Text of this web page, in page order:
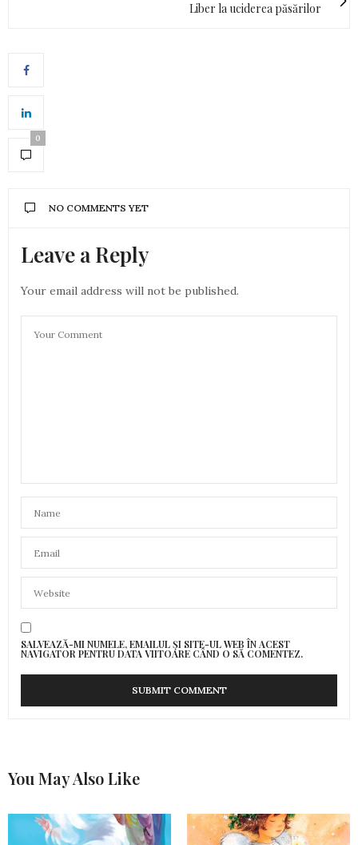
Liber la uciderea păsărilor
0
NO COMMENTS YET
Leave a Reply
Your email address will not be published.
SALVEAZĂ-MI NUMELE, EMAILUL ȘI SITE-UL WEB ÎN ACEST
NAVIGATOR PENTRU DATA VIITOARE CÂND O SĂ COMENTEZ.
You May Also Like